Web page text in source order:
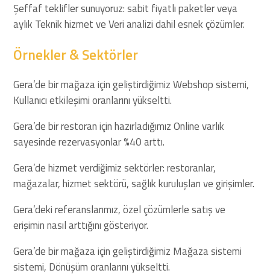
Şeffaf teklifler sunuyoruz: sabit fiyatlı paketler veya
aylık Teknik hizmet ve Veri analizi dahil esnek çözümler.
Örnekler & Sektörler
Gera’de bir mağaza için geliştirdiğimiz Webshop sistemi,
Kullanıcı etkileşimi oranlarını yükseltti.
Gera’de bir restoran için hazırladığımız Online varlık
sayesinde rezervasyonlar %40 arttı.
Gera’de hizmet verdiğimiz sektörler: restoranlar,
mağazalar, hizmet sektörü, sağlık kuruluşları ve girişimler.
Gera’deki referanslarımız, özel çözümlerle satış ve
erişimin nasıl arttığını gösteriyor.
Gera’de bir mağaza için geliştirdiğimiz Mağaza sistemi
sistemi, Dönüşüm oranlarını yükseltti.